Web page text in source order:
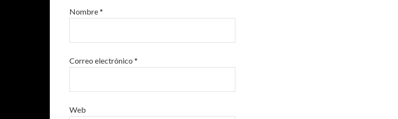
Nombre*
Correo electrónico *
Web